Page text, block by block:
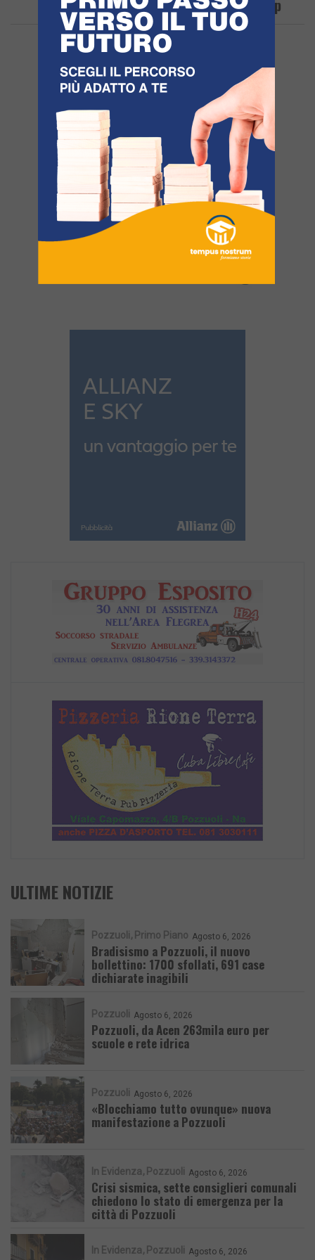
Ischia Festeggia I 30 Anni Della Dop
ULTIME NOTIZIE
Pozzuoli Primo Piano Agosto 6, 2026
Bradisismo a Pozzuoli, il nuovo
bollettino: 1700 sfollati, 691 case
dichiarate inagibili
Pozzuoli Agosto 6, 2026
Pozzuoli, da Acen 263mila euro per
scuole e rete idrica
Pozzuoli Agosto 6, 2026
«Blocchiamo tutto ovunque» nuova
manifestazione a Pozzuoli
In Evidenza Pozzuoli Agosto 6, 2026
Crisi sismica, sette consiglieri comunali
chiedono lo stato di emergenza per la
città di Pozzuoli
In Evidenza Pozzuoli Agosto 6, 2026